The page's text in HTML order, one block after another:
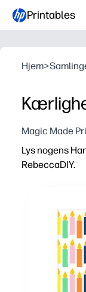
Printables
Hjem>
Magic Made
Lys nogens
RebeccaDIY.
Personlig
Fleksibel